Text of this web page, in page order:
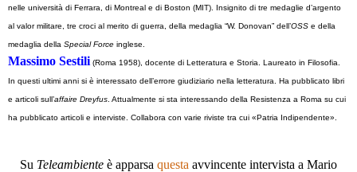
nelle università di Ferrara, di Montreal e di Boston (MIT). Insignito di tre medaglie d’argento
al valor militare, tre croci al merito di guerra, della medaglia “W. Donovan” dell’OSS e della
medaglia della Special Force inglese.
Massimo Sestili (Roma 1958), docente di Letteratura e Storia. Laureato in Filosofia.
In questi ultimi anni si è interessato dell’errore giudiziario nella letteratura. Ha pubblicato libri
e articoli sull’affaire Dreyfus . Attualmente si sta interessando della Resistenza a Roma su cui
ha pubblicato articoli e interviste. Collabora con varie riviste tra cui «Patria Indipendente».
Su Teleambiente è apparsa questa avvincente intervista a Mario